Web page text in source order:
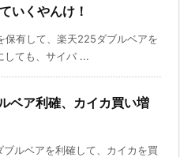
いくやんけ！
保有して、楽天225ダブルベアを
しても、サイバ ...
ベア利確、カイカ買い増
ルベアを利確して、カイカを買